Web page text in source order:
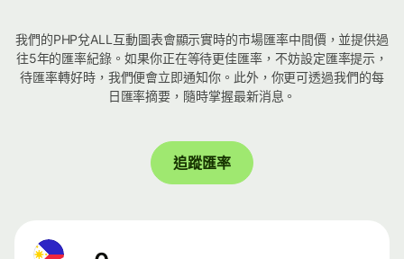
我們的PHP兌ALL互動圖表會顯示實時的市場匯率中間價，並提供過
往5年的匯率紀錄。如果你正在等待更佳匯率，不妨設定匯率提示，
待匯率轉好時，我們便會立即通知你。此外，你更可透過我們的每
日匯率摘要，隨時掌握最新消息。
追蹤匯率